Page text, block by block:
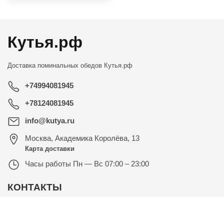
Кутья.рф
Доставка поминальных обедов Кутья.рф
+74994081945
+78124081945
info@kutya.ru
Москва, Академика Королёва, 13
Карта доставки
Часы работы Пн — Вс 07:00 – 23:00
КОНТАКТЫ